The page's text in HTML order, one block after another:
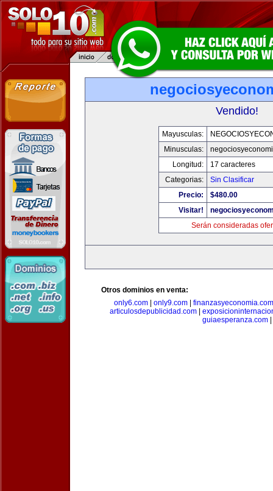
Vendido!
Mayusculas:
Minusculas:
Longitud:
17 caracteres
Categorias:
Sin Clasificar
Precio:
$480.00
Visitar!
Serán consideradas
Otros dominios en venta:
only6.com| only9.com| finanzasyeconomia.com
articulosdepublicidad.com|
guiaesperanza.com